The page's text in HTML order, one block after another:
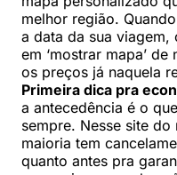
melhor região.
a data da sua viagem,
em ‘mostrar mapa’
os preços já naquela
Primeira dica pra
a antecedência é o
sempre. Nesse site
maioria tem
quanto antes pra